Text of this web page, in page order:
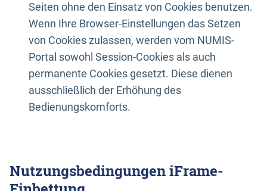
Seiten ohne den Einsatz von Cookies benutzen.
Wenn Ihre Browser-Einstellungen das Setzen
von Cookies zulassen, werden vom NUMIS-
Portal sowohl Session-Cookies als auch
permanente Cookies gesetzt. Diese dienen
ausschließlich der Erhöhung des
Bedienungskomforts.
Nutzungsbedingungen iFrame-